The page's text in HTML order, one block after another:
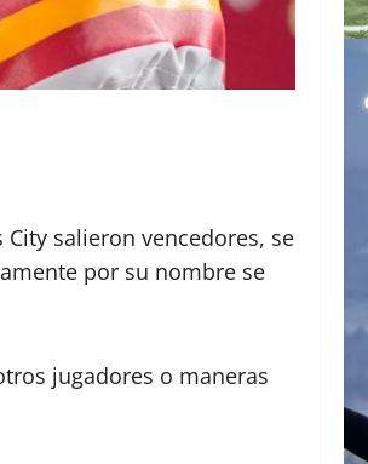
salieron vencedores, se
por su nombre se
jugadores o maneras